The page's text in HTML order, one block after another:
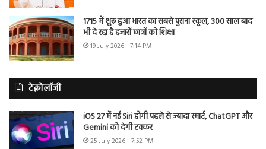
1715 में शुरू हुआ भारत का सबसे पुराना स्कूल, 300 साल बाद
भी दे रहा है हजारों छात्रों को शिक्षा
19 July 2026 - 7:14 PM
टेक्नोलॉजी
iOS 27 में नई Siri होगी पहले से ज्यादा स्मार्ट, ChatGPT और
Gemini को देगी टक्कर
25 July 2026 - 7:52 PM